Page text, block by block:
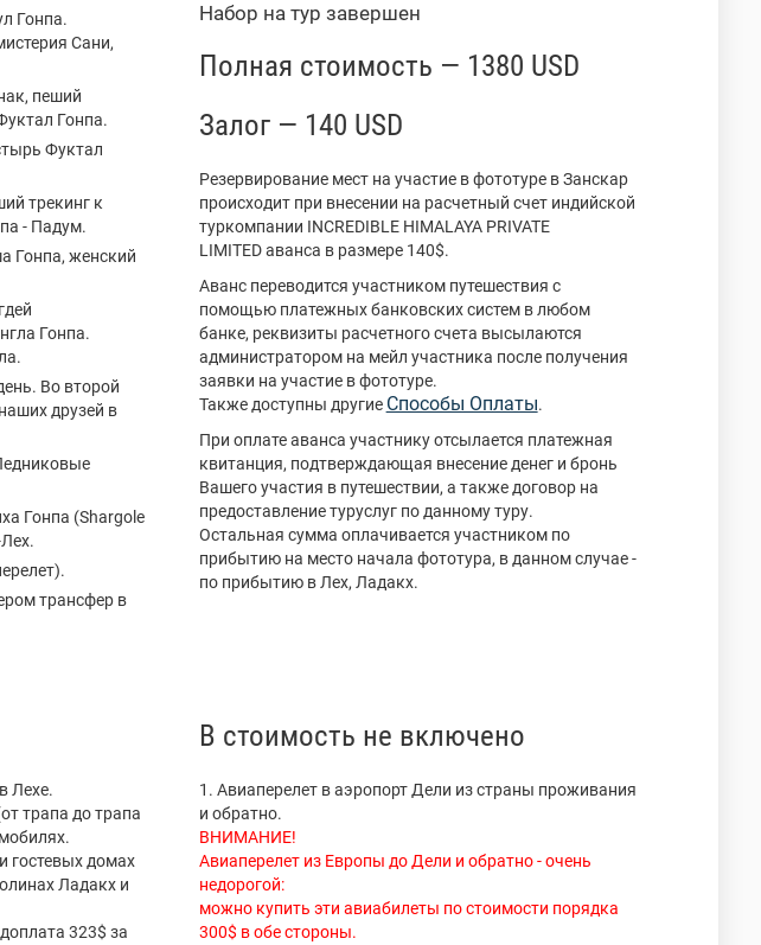
Гонпа.
Сани,
пеший
Гонпа.
Фуктал
трекинг к
- Падум.
Гонпа, женский
Гонпа.
Во второй
друзей в
Гонпа (Shargole
трансфер в
Набор на тур завершен
Полная стоимость — 1380 USD
Залог — 140 USD
Резервирование мест на участие в фототуре в Занскар
происходит при внесении на расчетный счет индийской
туркомпании INCREDIBLE HIMALAYA PRIVATE
LIMITED аванса в размере 140$.
Аванс переводится участником путешествия с
помощью платежных банковских систем в любом
банке, реквизиты расчетного счета высылаются
администратором на мейл участника после получения
заявки на участие в фототуре.
Также доступны другие Способы Оплаты.
При оплате аванса участнику отсылается платежная
квитанция, подтверждающая внесение денег и бронь
Вашего участия в путешествии, а также договор на
предоставление туруслуг по данному туру.
Остальная сумма оплачивается участником по
прибытию на место начала фототура, в данном случае -
по прибытию в Лех, Ладакх.
Лехе.
трапа до трапа
гостевых домах
Ладакх и
323$ за
В стоимость не включено
1. Авиаперелет в аэропорт Дели из страны проживания
и обратно.
ВНИМАНИЕ!
Авиаперелет из Европы до Дели и обратно - очень
недорогой:
можно купить эти авиабилеты по стоимости порядка
300$ в обе стороны.